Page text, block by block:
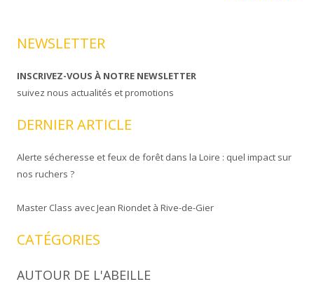
NEWSLETTER
INSCRIVEZ-VOUS À NOTRE NEWSLETTER
suivez nous actualités et promotions
DERNIER ARTICLE
Alerte sécheresse et feux de forêt dans la Loire : quel impact sur
nos ruchers ?
Master Class avec Jean Riondet à Rive-de-Gier
CATÉGORIES
AUTOUR DE L'ABEILLE